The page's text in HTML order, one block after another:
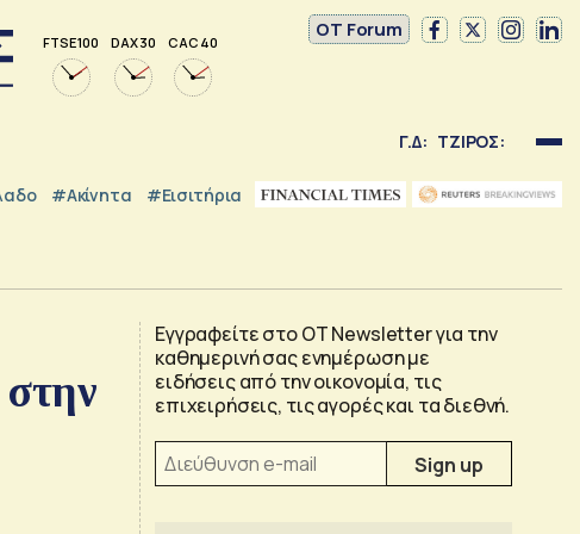
FTSE 100 DAX 30 CAC 40
OT Forum
Γ.Δ: ΤΖΙΡΟΣ:
#Ακίνητα #εισιτήρια
Εγγραφείτε στο OT Newsletter για την
καθημερινή σας ενημέρωση με
ειδήσεις από την οικονομία, τις
επιχειρήσεις, τις αγορές και τα διεθνή.